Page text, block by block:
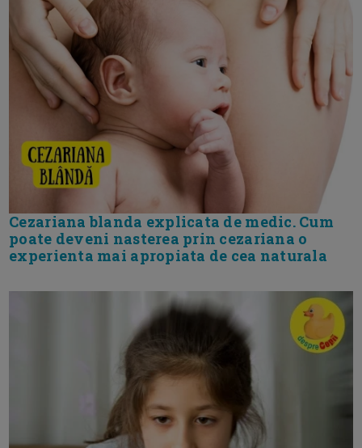
Cezariana blanda explicata de medic. Cum
poate deveni nasterea prin cezariana o
experienta mai apropiata de cea naturala